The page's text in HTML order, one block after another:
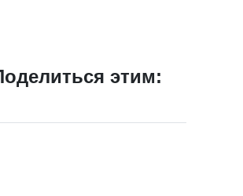
этим: